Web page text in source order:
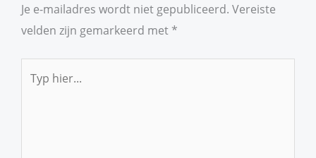
Je e-mailadres wordt niet gepubliceerd. Vereiste
velden zijn gemarkeerd met *
hier...